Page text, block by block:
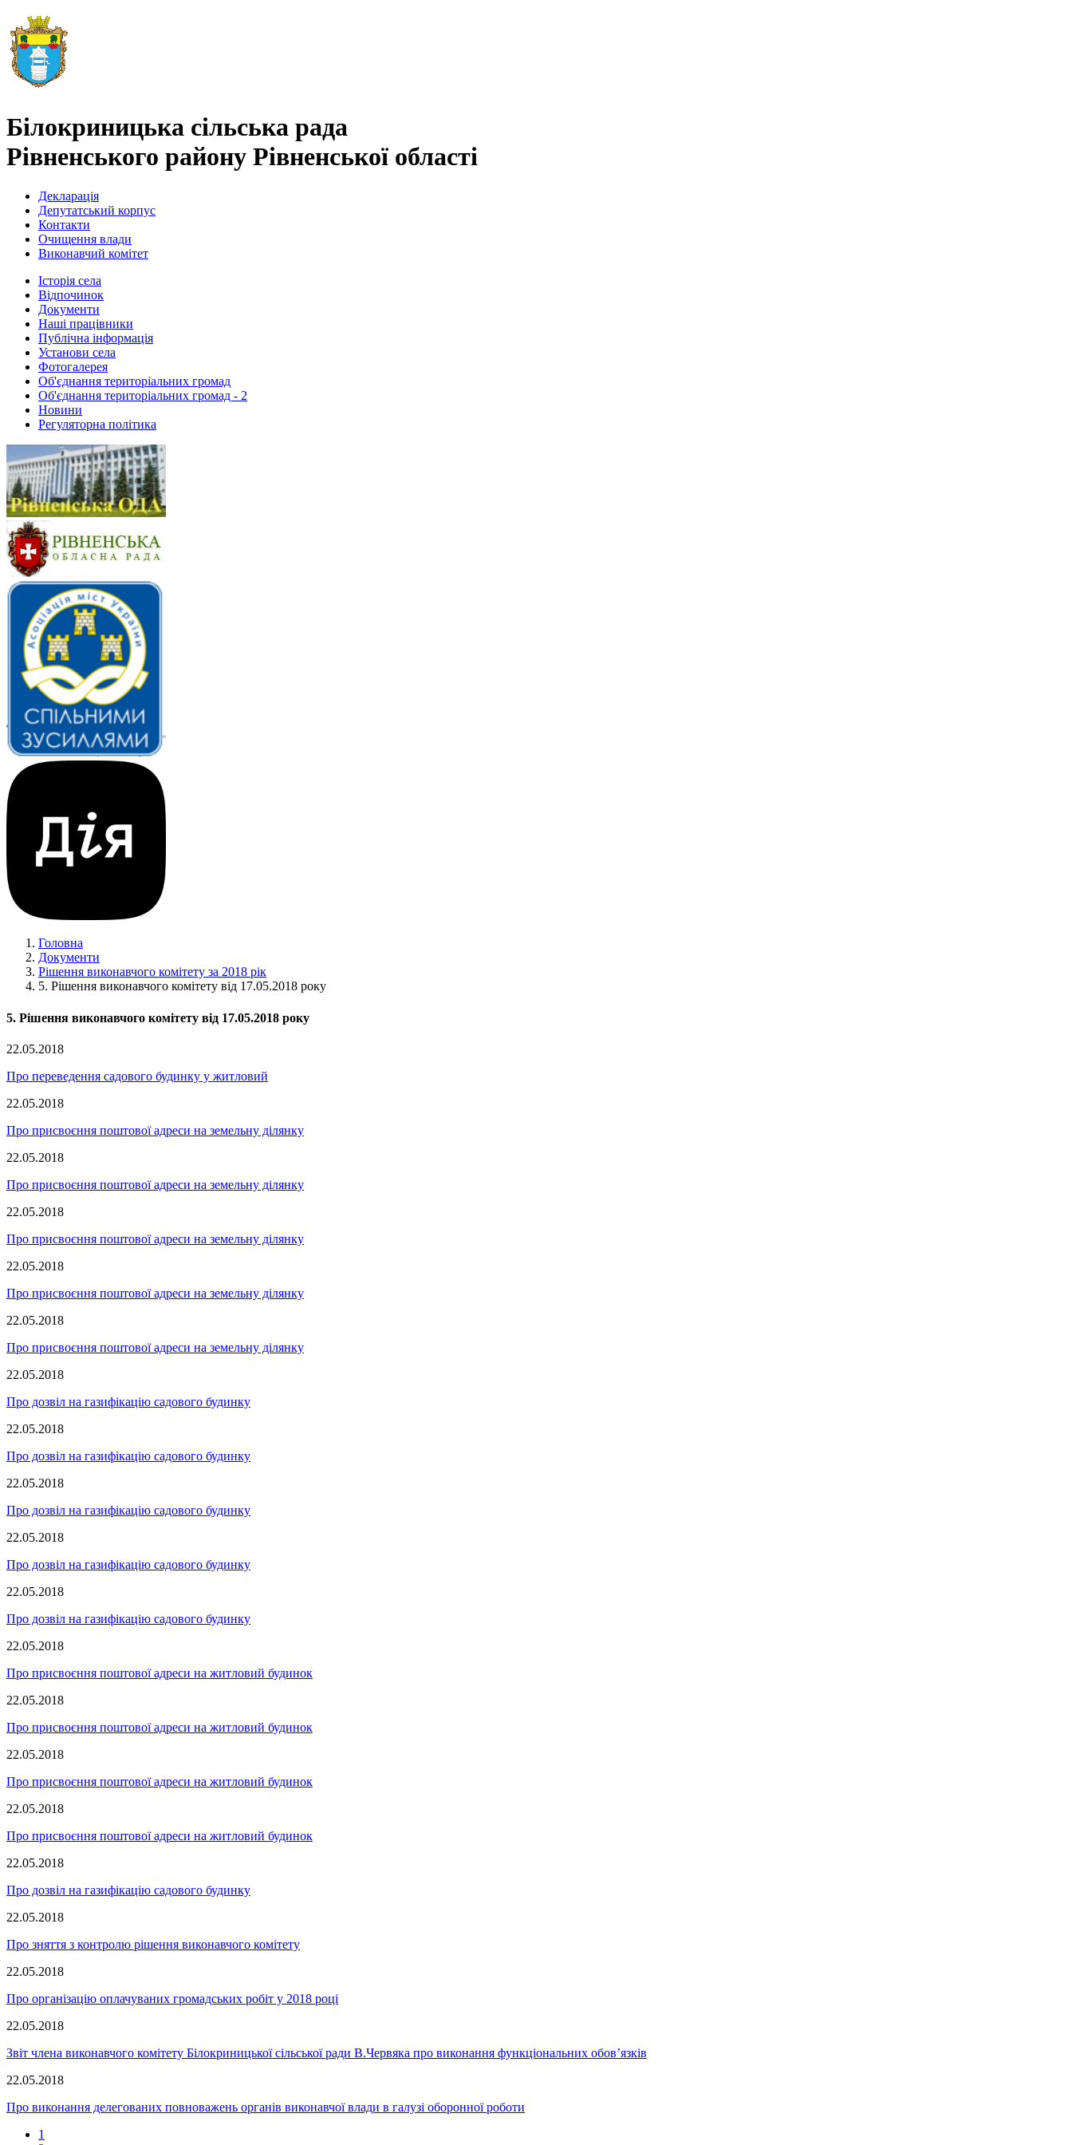
Білокриницька сільська рада
Рівненського району Рівненської області
Декларація
Депутатський корпус
Контакти
Очищення влади
Виконавчий комітет
Історія села
Відпочинок
Документи
Наші працівники
Публічна інформація
Установи села
Фотогалерея
Об'єднання територіальних громад
Об'єднання територіальних громад - 2
Новини
Регуляторна політика
Головна
Документи
Рішення виконавчого комітету за 2018 рік
5. Рішення виконавчого комітету від 17.05.2018 року
5. Рішення виконавчого комітету від 17.05.2018 року
22.05.2018
Про переведення садового будинку у житловий
22.05.2018
Про присвоєння поштової адреси на земельну ділянку
22.05.2018
Про присвоєння поштової адреси на земельну ділянку
22.05.2018
Про присвоєння поштової адреси на земельну ділянку
22.05.2018
Про присвоєння поштової адреси на земельну ділянку
22.05.2018
Про присвоєння поштової адреси на земельну ділянку
22.05.2018
Про дозвіл на газифікацію садового будинку
22.05.2018
Про дозвіл на газифікацію садового будинку
22.05.2018
Про дозвіл на газифікацію садового будинку
22.05.2018
Про дозвіл на газифікацію садового будинку
22.05.2018
Про дозвіл на газифікацію садового будинку
22.05.2018
Про присвоєння поштової адреси на житловий будинок
22.05.2018
Про присвоєння поштової адреси на житловий будинок
22.05.2018
Про присвоєння поштової адреси на житловий будинок
22.05.2018
Про присвоєння поштової адреси на житловий будинок
22.05.2018
Про дозвіл на газифікацію садового будинку
22.05.2018
Про зняття з контролю рішення виконавчого комітету
22.05.2018
Про організацію оплачуваних громадських робіт у 2018 році
22.05.2018
Звіт члена виконавчого комітету Білокриницької сільської ради В.Червяка про виконання функціональних обов’язків
22.05.2018
Про виконання делегованих повноважень органів виконавчої влади в галузі оборонної роботи
1